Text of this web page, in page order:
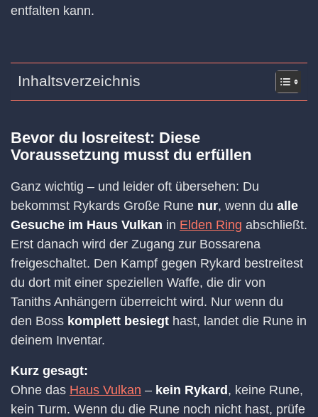
entfalten kann.
Inhaltsverzeichnis
Bevor du losreitest: Diese
Voraussetzung musst du erfüllen
Ganz wichtig – und leider oft übersehen: Du
bekommst Rykards Große Rune nur, wenn du alle
Gesuche im Haus Vulkan in Elden Ring abschließt.
Erst danach wird der Zugang zur Bossarena
freigeschaltet. Den Kampf gegen Rykard bestreitest
du dort mit einer speziellen Waffe, die dir von
Taniths Anhängern überreicht wird. Nur wenn du
den Boss komplett besiegt hast, landet die Rune in
deinem Inventar.
Kurz gesagt:
Ohne das Haus Vulkan – kein Rykard , keine Rune,
kein Turm. Wenn du die Rune noch nicht hast, prüfe